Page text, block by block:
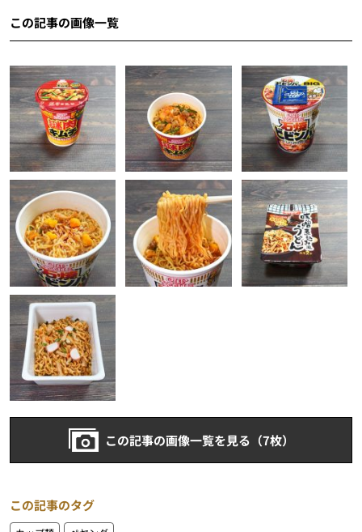
この記事の画像一覧
この記事の画像一覧を見る（7枚）
この記事のタグ